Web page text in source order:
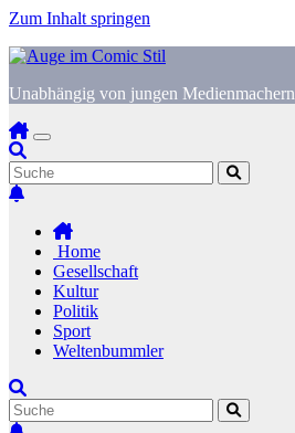
Zum Inhalt springen
Unabhängig von jungen Medienmachern
Home
Gesellschaft
Kultur
Politik
Sport
Weltenbummler